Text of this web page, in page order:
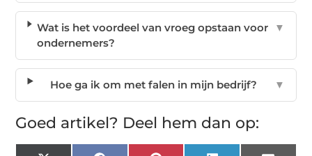
Wat is het voordeel van vroeg opstaan voor
ondernemers?
▼
Hoe ga ik om met falen in mijn bedrijf? ▼
Goed artikel? Deel hem dan op: